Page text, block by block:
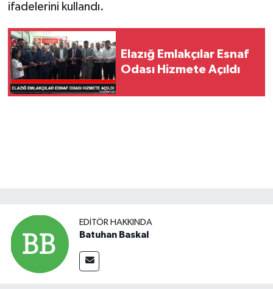
ifadelerini kullandı.
Elazığ Emlakçılar Esnaf
Odası Hizmete Açıldı
EDITÖR HAKKINDA
Batuhan Baskal